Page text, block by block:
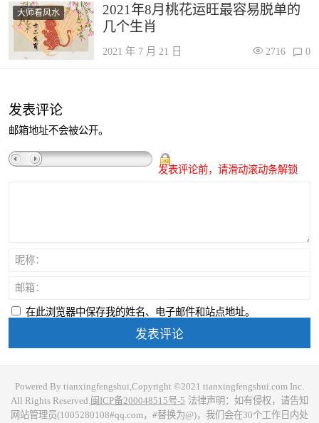
大师看风水
2021年8月桃花运旺最容易脱单的
几个生肖
2021 年 7 月 21 日 2716 0
发表评论
邮箱地址不会被公开。
发表评论前，请滑动滚动条解锁
昵称：
邮箱：
在此浏览器中保存我的姓名、电子邮件和站点地址。
Powered By tianxingfengshui,Copyright ©2021 tianxingfengshui.com Inc.
All Rights Reserved.闽ICP备200048515号-5 法律声明：如有侵权，请告知
网站管理员(1005280108#qq.com，#替换为@)，我们会在30个工作日内处